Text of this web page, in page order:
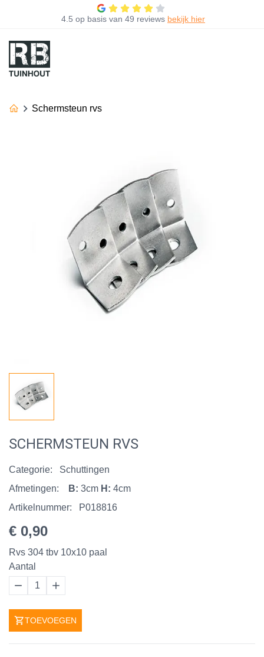
4.5 op basis van 49 reviews bekijk hier
Schermsteun rvs
SCHERMSTEUN RVS
Categorie:
Schuttingen
Afmetingen:
B: 3cm H: 4cm
Artikelnummer:
P018816
€ 0,90
Rvs 304 tbv 10x10 paal
Aantal
1
TOEVOEGEN